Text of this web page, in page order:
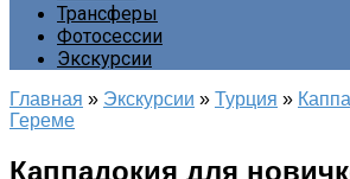
Трансферы
Фотосессии
Экскурсии
Главная » Экскурсии » Турция »
Гереме
Каппадокия для